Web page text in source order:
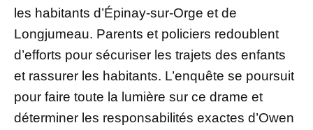
les habitants d’Épinay-sur-Orge et de
Longjumeau. Parents et policiers redoublent
d’efforts pour sécuriser les trajets des enfants
et rassurer les habitants. L’enquête se poursuit
pour faire toute la lumière sur ce drame et
déterminer les responsabilités exactes d’Owen